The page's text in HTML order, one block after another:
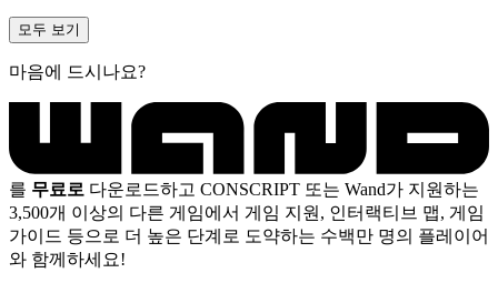
모두 보기
마음에 드시나요?
를 무료로 다운로드하고 CONSCRIPT 또는 Wand가 지원하는
3,500개 이상의 다른 게임에서 게임 지원, 인터랙티브 맵, 게임
가이드 등으로 더 높은 단계로 도약하는 수백만 명의 플레이어
와 함께하세요!